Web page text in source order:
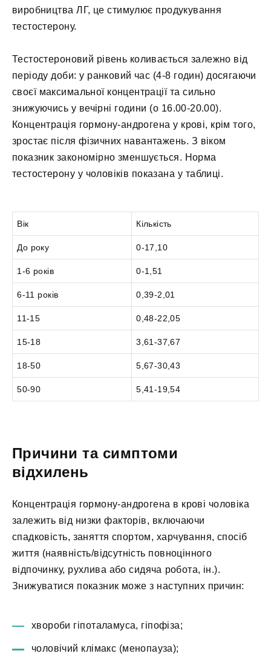
виробництва ЛГ, це стимулює продукування
тестостерону.
Тестостероновий рівень коливається залежно від
періоду доби: у ранковий час (4-8 годин) досягаючи
своєї максимальної концентрації та сильно
знижуючись у вечірні години (о 16.00-20.00).
Концентрація гормону-андрогена у крові, крім того,
зростає після фізичних навантажень. З віком
показник закономірно зменшується. Норма
тестостерону у чоловіків показана у таблиці.
Вік Кількість
До року 0-17,10
1-6 років 0-1,51
6-11 років 0,39-2,01
11-15 0,48-22,05
15-18 3,61-37,67
18-50 5,67-30,43
50-90 5,41-19,54
Причини та симптоми
відхилень
Концентрація гормону-андрогена в крові чоловіка
залежить від низки факторів, включаючи
спадковість, заняття спортом, харчування, спосіб
життя (наявність/відсутність повноцінного
відпочинку, рухлива або сидяча робота, ін.).
Знижуватися показник може з наступних причин:
хвороби гіпоталамуса, гіпофіза;
чоловічий клімакс (менопауза);